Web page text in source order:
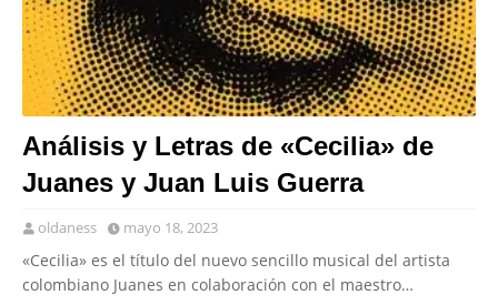
Análisis y Letras de «Cecilia» de
Juanes y Juan Luis Guerra
oldaness mayo 18, 2023
«Cecilia» es el título del nuevo sencillo musical del artista
colombiano Juanes en colaboración con el maestro…